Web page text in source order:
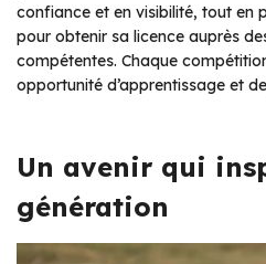
confiance et en visibilité, tout en
pour obtenir sa licence auprès
compétentes. Chaque
opportunité d’apprentissage et
Un avenir qui
génération